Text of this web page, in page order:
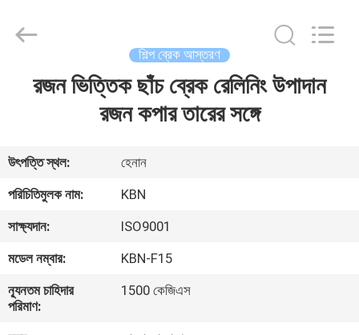
আমাদের
সম্পর্কে
কারখানা
ভ্রমণ
শিল্প ব্রেক আস্তরণ
রজন ভিত্তিক ছাঁচ ব্রেক রেলিনিং উপাদান
রজন কপার তারের সঙ্গে
উৎপত্তি স্থল:
হেনান
পরিচিতিমুলক নাম:
KBN
সাক্ষ্যদান:
ISO9001
মডেল নম্বার:
KBN-F15
ন্যূনতম চাহিদার
পরিমাণ:
1500 কেজিএস